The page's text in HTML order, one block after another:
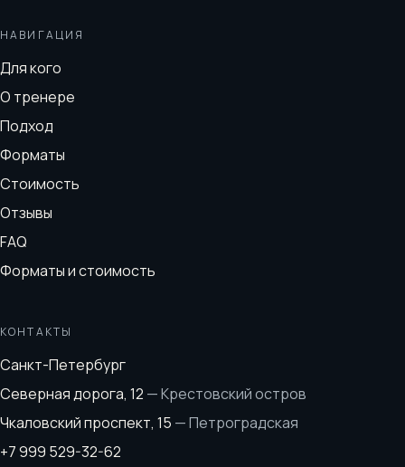
НАВИГАЦИЯ
Для кого
О тренере
Подход
Форматы
Стоимость
Отзывы
FAQ
Форматы и стоимость
КОНТАКТЫ
Санкт-Петербург
Северная дорога, 12 —Крестовский остров
Чкаловский проспект, 15 —Петроградская
+7 999 529-32-62